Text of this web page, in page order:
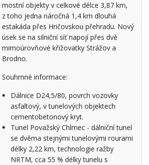
mostní objekty v celkové délce 3,87 km,
z toho jedna náročná 1,4 km dlouhá
estakáda přes Hričovskou přehradu. Nový
úsek se na silniční síť napojí přes dvě
mimoúrovňové křižovatky Strážov a
Brodno.
Souhrnné informace:
Dálnice D24,5/80, povrch vozovky
asfaltový, v tunelových objektech
cementobetonový kryt.
Tunel Považský Chlmec - dálniční tunel
se dvěma stejnými tunelovými rourami
délky 2,22 km, technologie ražby
NRTM, cca 55 % délky tunelu s